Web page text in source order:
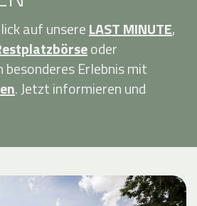
auf unsereLAST MINUTE,
oder
besonderes Erlebnis mit
. Jetzt informieren und